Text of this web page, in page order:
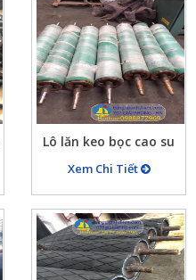
Lô lăn keo bọc cao su
phi 250x1500mm
Xem Chi Tiết